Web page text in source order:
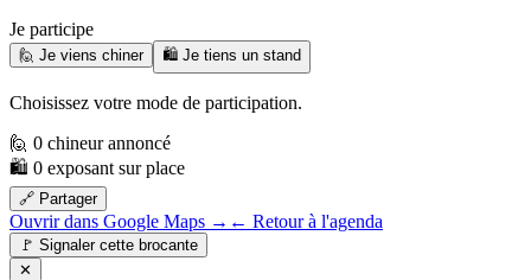
Je participe
🙋 Je viens chiner 🛍️ Je tiens un stand
Choisissez votre mode de participation.
🙋 0 chineur annoncé
🛍️ 0 exposant sur place
🔗 Partager
Ouvrir dans Google Maps → ← Retour à l'agenda
🚩 Signaler cette brocante
✕